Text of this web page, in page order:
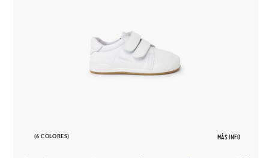
(6 COLORES) MÁS INFO